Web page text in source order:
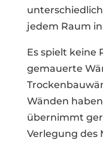
jedem Raum
Es spielt keine
gemauerte
Wänden
übernimmt
Verlegung des